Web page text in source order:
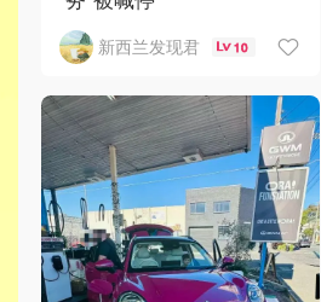
新西兰发现君 10